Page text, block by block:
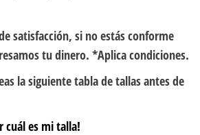
satisfacción, si no estás conforme
tu dinero. *Aplica condiciones.
la siguiente tabla de tallas antes de
cuál es mi talla!